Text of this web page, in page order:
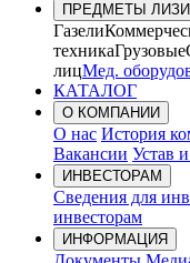
ПРЕДМЕТЫ
Газели
техникаГрузовые
лицМед.
КАТАЛОГ
О КОМПАНИИ
О нас История
Вакансии Устав
ИНВЕСТОРАМ
Сведения для
инвесторам
ИНФОРМАЦИЯ